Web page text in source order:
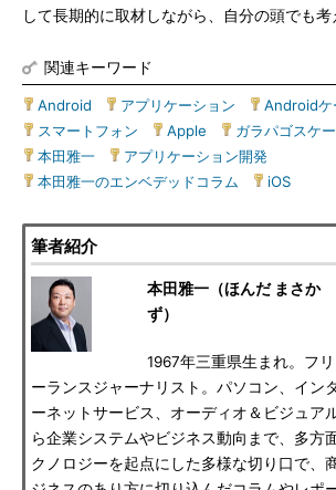
して長期的に取材しながら、自分の頭でも考
関連キーワード
Android アプリケーション Androidケ
スマートフォン
Apple ガラパゴスケ
本田雅一
アプリケーション開発
本田雅一のエンベデッドコラム
iOS
筆者紹介
本田雅一（ほんだ まさか
ず）
1967年三重県生まれ。フリ
ーランスジャーナリスト。パソコン、イン
ーネットサービス、オーディオ＆ビジュア
ら企業システムやビジネス動向まで、多方
クノロジーを起点にした多様な切り口で、